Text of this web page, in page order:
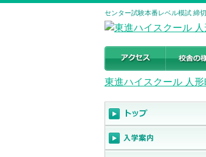
センター試験本番レベル模試 締
東進ハイスクール 人形